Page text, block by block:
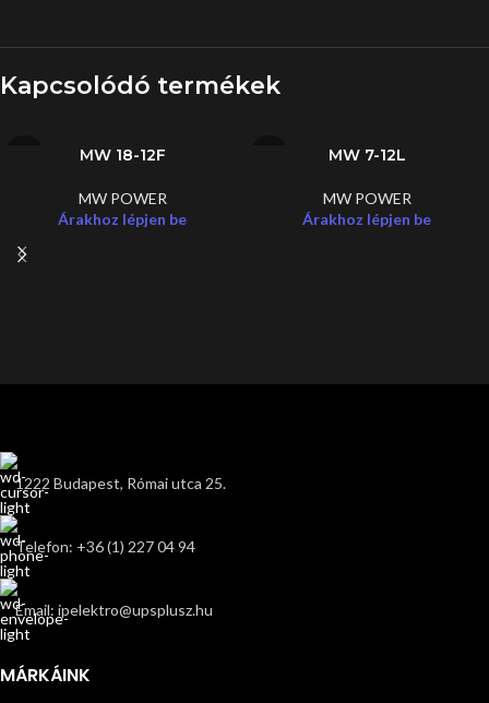
Kapcsolódó termékek
MW 18-12F
MW POWER
Árakhoz lépjen be
MW 7-12L
MW POWER
Árakhoz lépjen be
1222 Budapest, Római utca 25.
Telefon: +36 (1) 227 04 94
Email: ipelektro@upsplusz.hu
MÁRKÁINK